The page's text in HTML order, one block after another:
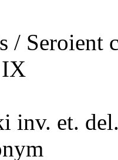
/ Seroient
inv. et.